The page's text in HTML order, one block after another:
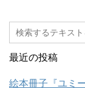
最近の投稿
絵本冊子『ユミ